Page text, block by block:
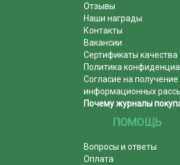
Отзывы
Наши награды
Контакты
Вакансии
Сертификаты качества
Политика
Согласие на
информационных
Почему журналы
ПОМОЩЬ
Вопросы и ответы
Оплата